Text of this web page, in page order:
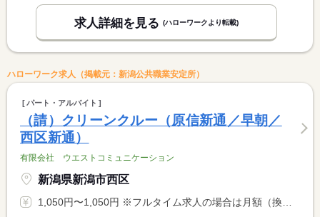
求人詳細を見る (ハローワークより転載)
ハローワーク求人（掲載元：新潟公共職業安定所）
パート・アルバイト
（請）クリーンクルー（原信新通／早朝／
西区新通）
有限会社 ウエストコミュニケーション
新潟県新潟市西区
1,050円〜1,050円 ※フルタイム求人の場合は月額（換算額）、パート求人の場合は時間額を表示しています。